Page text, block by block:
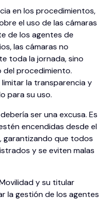
en los procedimientos,
el uso de las cámaras
de los agentes de
las cámaras no
toda la jornada, sino
del procedimiento.
la transparencia y
para su uso.
ser una excusa. Es
encendidas desde el
garantizando que todos
y se eviten malas
y su titular
la gestión de los agentes